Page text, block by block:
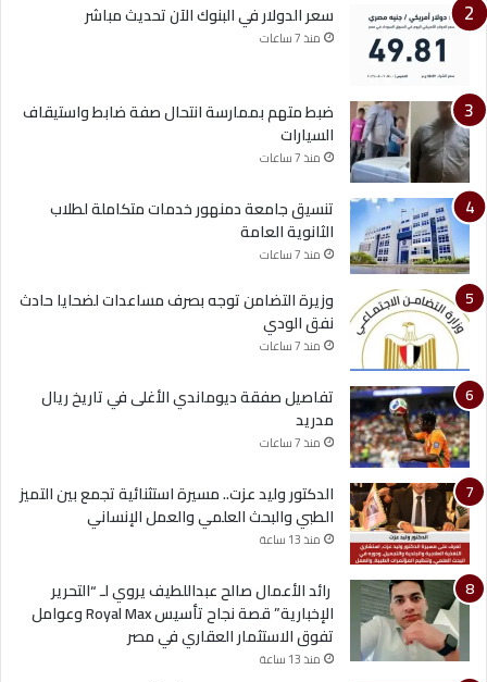
سعر الدولار في البنوك الآن تحديث مباشر
منذ 7 ساعات
ضبط متهم بممارسة انتحال صفة ضابط واستيقاف
السيارات
منذ 7 ساعات
تنسيق جامعة دمنهور خدمات متكاملة لطلاب
الثانوية العامة
منذ 7 ساعات
وزيرة التضامن توجه بصرف مساعدات لضحايا حادث
نفق الودي
منذ 7 ساعات
تفاصيل صفقة ديوماندي الأغلى في تاريخ ريال
مدريد
منذ 7 ساعات
الدكتور وليد عزت.. مسيرة استثنائية تجمع بين التميز
الطبي والبحث العلمي والعمل الإنساني
منذ 13 ساعة
رائد الأعمال صالح عبداللطيف يروي لـ “التحرير
الإخبارية” قصة نجاح تأسيس Royal Max وعوامل
تفوق الاستثمار العقاري في مصر
منذ 13 ساعة